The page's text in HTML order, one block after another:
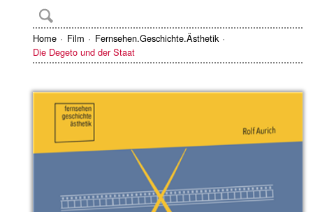
Home Film
Fernsehen.Geschichte.Ästhetik
Die Degeto und der Staat